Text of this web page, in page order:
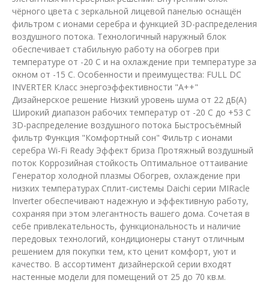
чёрного цвета с зеркальной лицевой панелью оснащён
фильтром с ионами серебра и функцией 3D-распределения
воздушного потока. Технологичный наружный блок
обеспечивает стабильную работу на обогрев при
температуре от -20 С и на охлаждение при температуре за
окном от -15 С. Особенности и преимущества: FULL DC
INVERTER Класc энергоэффективности "А++"
Дизайнерское решение Низкий уровень шума от 22 дБ(А)
Широкий диапазон рабочих температур от -20 С до +53 С
3D-распределение воздушного потока Быстросъёмный
фильтр Функция "Комфортный сон" Фильтр с ионами
серебра Wi-Fi Ready Эффект бриза Протяжный воздушный
поток Коррозийная стойкость Оптимальное оттаивание
Генератор холодной плазмы Обогрев, охлаждение при
низких температурах Сплит-системы Daichi серии MIRacle
Inverter обеспечивают надежную и эффективную работу,
сохраняя при этом элегантность вашего дома. Сочетая в
себе привлекательность, функциональность и наличие
передовых технологий, кондиционеры станут отличным
решением для покупки тем, кто ценит комфорт, уют и
качество. В ассортимент дизайнерской серии входят
настенные модели для помещений от 25 до 70 кв.м.